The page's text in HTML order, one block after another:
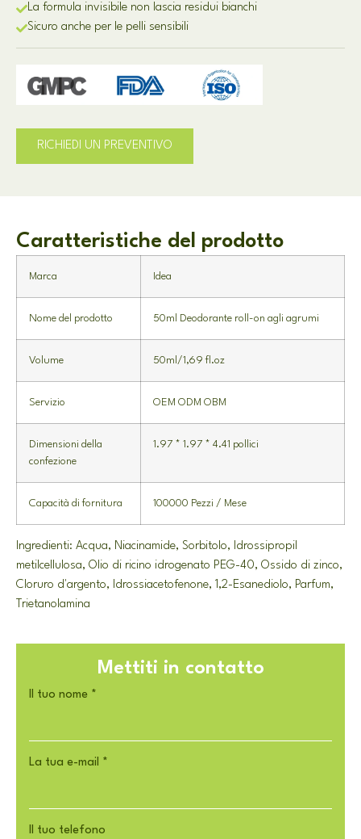
La formula invisibile non lascia residui bianchi
Sicuro anche per le pelli sensibili
RICHIEDI UN PREVENTIVO
Caratteristiche del prodotto
Marca Idea
Nome del prodotto 50ml Deodorante roll-on agli agrumi
Volume 50ml/1,69 fl.oz
Servizio OEM ODM OBM
Dimensioni della
confezione
1.97 * 1.97 * 4.41 pollici
Capacità di fornitura 100000 Pezzi / Mese
Ingredienti: Acqua, Niacinamide, Sorbitolo, Idrossipropil
metilcellulosa, Olio di ricino idrogenato PEG-40, Ossido di zinco,
Cloruro d'argento, Idrossiacetofenone, 1,2-Esanediolo, Parfum,
Trietanolamina
Mettiti in contatto
Il tuo nome *
La tua e-mail *
Il tuo telefono